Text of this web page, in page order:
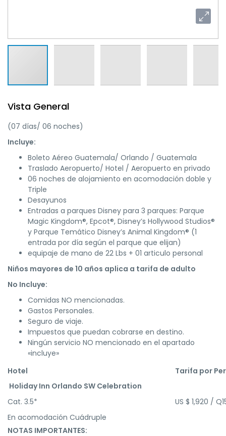
Vista General
(07 días/ 06 noches)
Incluye:
Boleto Aéreo Guatemala/ Orlando / Guatemala
Traslado Aeropuerto/ Hotel / Aeropuerto en privado
06 noches de alojamiento en acomodación doble y
Triple
Desayunos
Entradas a parques Disney para 3 parques: Parque
Magic Kingdom®, Epcot®, Disney’s Hollywood Studios®
y Parque Temático Disney’s Animal Kingdom® (1
entrada por día según el parque que elijan)
equipaje de mano de 22 Lbs + 01 articulo personal
Niños mayores de 10 años aplica a tarifa de adulto
No Incluye:
Comidas NO mencionadas.
Gastos Personales.
Seguro de viaje.
Impuestos que puedan cobrarse en destino.
Ningún servicio NO mencionado en el apartado
«incluye»
Hotel
Tarifa por
Holiday Inn Orlando SW Celebration
Cat. 3.5*
En acomodación Cuádruple
US $ 1,920 /
NOTAS IMPORTANTES: